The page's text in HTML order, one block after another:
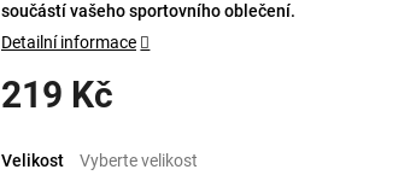
219 Kč
cena:
Velikost
součástí vašeho sportovního oblečení.
Detailní informace